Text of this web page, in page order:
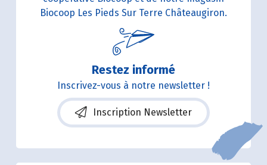
Biocoop Les Pieds Sur Terre Châteaugiron.
Restez informé
Inscrivez-vous à notre newsletter !
Inscription Newsletter